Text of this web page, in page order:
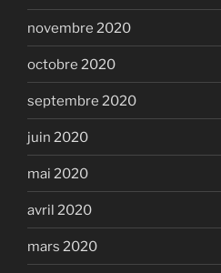
novembre 2020
octobre 2020
septembre 2020
juin 2020
mai 2020
avril 2020
mars 2020